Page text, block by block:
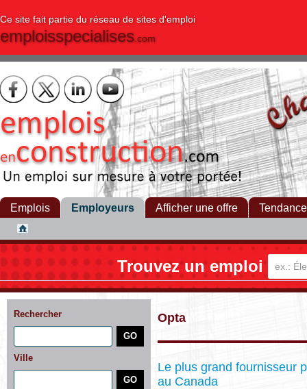
Ce site fait partie du réseau de sites d'emploi
emploisspecialises.com
Emplois Employeurs Afficher une offre
Trouvez un emploi
Rechercher
Ville
Opta
Le plus grand fournisseur
au Canada